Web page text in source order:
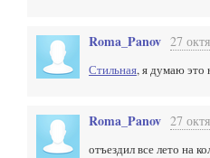
Roma_Panov 27
Стильная, я думаю это
Roma_Panov 27
отъездил все лето на